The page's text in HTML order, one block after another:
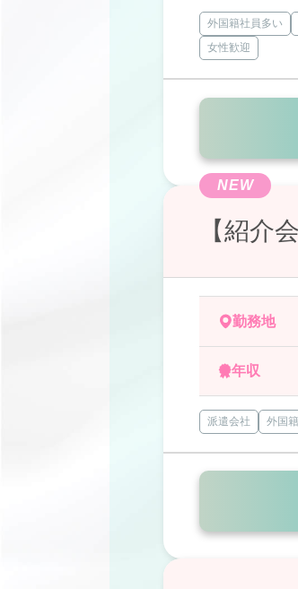
外国籍社員多い
女性歓迎
NEW
【紹介
勤務地
年収
派遣会社 外国